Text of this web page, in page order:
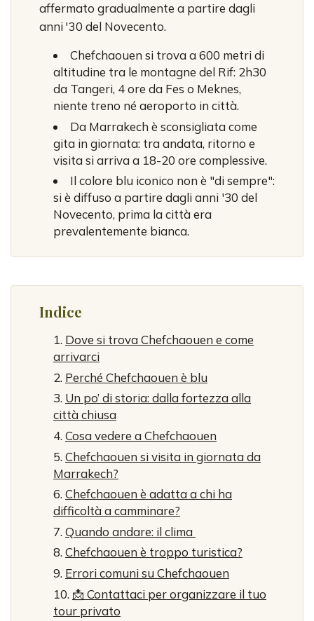
affermato gradualmente a partire dagli
anni '30 del Novecento.
Chefchaouen si trova a 600 metri di
altitudine tra le montagne del Rif: 2h30
da Tangeri, 4 ore da Fes o Meknes,
niente treno né aeroporto in città.
Da Marrakech è sconsigliata come
gita in giornata: tra andata, ritorno e
visita si arriva a 18-20 ore complessive.
Il colore blu iconico non è "di sempre":
si è diffuso a partire dagli anni '30 del
Novecento, prima la città era
prevalentemente bianca.
Indice
Dove si trova Chefchaouen e come
arrivarci
Perché Chefchaouen è blu
Un po’ di storia: dalla fortezza alla
città chiusa
Cosa vedere a Chefchaouen
Chefchaouen si visita in giornata da
Marrakech?
Chefchaouen è adatta a chi ha
difficoltà a camminare?
Quando andare: il clima
Chefchaouen è troppo turistica?
Errori comuni su Chefchaouen
📩 Contattaci per organizzare il tuo
tour privato